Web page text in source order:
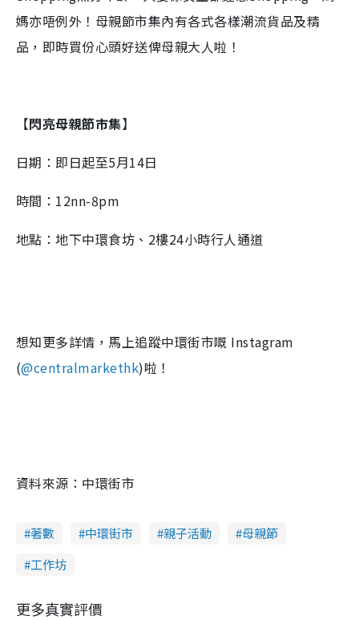
媽亦唔例外！母親節市集內有各式各樣潮流貨品及精
品，即時買份心頭好送俾母親大人啦！
【閃亮母親節市集】
日期：即日起至5月14日
時間：12nn-8pm
地點：地下中環食坊、2樓24小時行人通道
想知更多詳情，馬上追蹤中環街市嘅 Instagram
(@centralmarkethk)啦！
資料來源：中環街市
著數 中環街市 親子活動
母親節
工作坊
更多真實評價